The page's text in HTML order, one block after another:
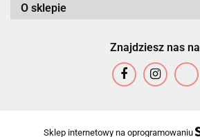
O sklepie
Znajdziesz nas na
Sklep internetowy na oprogramowaniu